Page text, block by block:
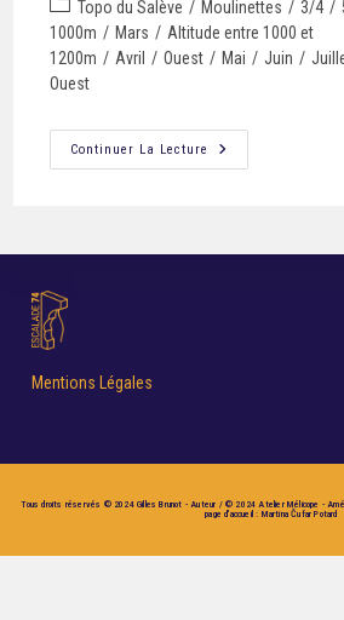
Topo du Salève / Moulinettes / 3/4 /
1000m / Mars / Altitude entre 1000 et
1200m / Avril / Ouest / Mai / Juin /
Ouest
Continuer La Lecture
Mentions Légales
Tous droits réservés © 2024 Gilles Brunot - Auteur / © 2024 Atelier Mélicope -
page d'accueil : Martina Čufar Potard